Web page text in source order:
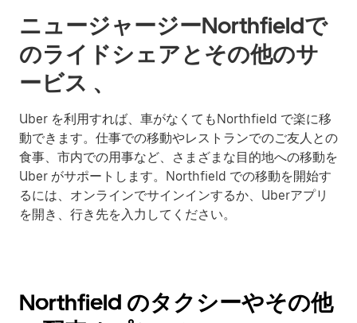
ニュージャージーNorthfieldで
のライドシェアとその他のサ
ービス 、
Uber を利用すれば、車がなくてもNorthfield で楽に移
動できます。仕事での移動やレストランでのご友人との
食事、市内での用事など、さまざまな目的地への移動を
Uber がサポートします。Northfield での移動を開始す
るには、オンラインでサインインするか、Uberアプリ
を開き、行き先を入力してください。
Northfield のタクシーやその他